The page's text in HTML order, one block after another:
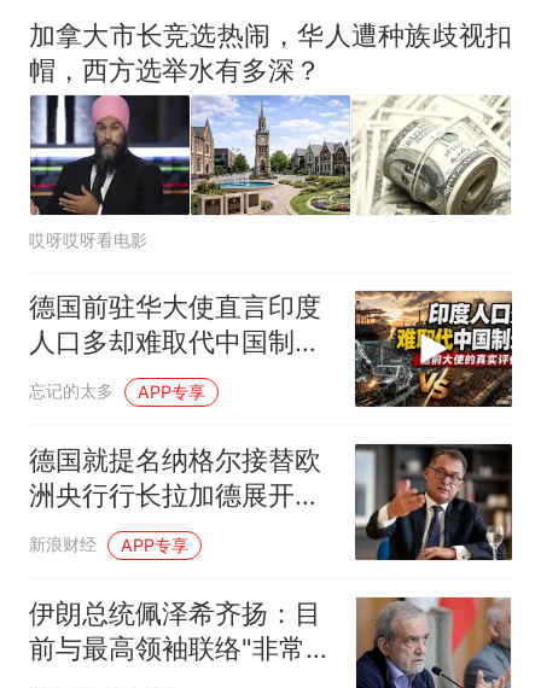
加拿大市长竞选热闹，华人遭种族歧视扣
帽，西方选举水有多深？
哎呀哎呀看电影
德国前驻华大使直言印度
人口多却难取代中国制造
业地位
忘记的太多 APP专享
德国就提名纳格尔接替欧
洲央行行长拉加德展开讨
论 纳格尔竞逐欧洲央行行
长取得进展
新浪财经 APP专享
伊朗总统佩泽希齐扬：目
前与最高领袖联络"非常困